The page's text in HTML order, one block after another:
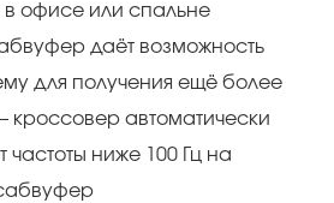
офисе или спальне
даёт возможность
для получения ещё более
кроссовер автоматически
частоты ниже 100 Гц на